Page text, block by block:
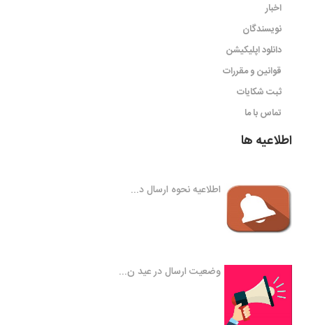
اخبار
نویسندگان
دانلود اپلیکیشن
قوانین و مقررات
ثبت شکایات
تماس با ما
اطلاعیه ها
اطلاعیه نحوه ارسال د...
وضعیت ارسال در عید ن...